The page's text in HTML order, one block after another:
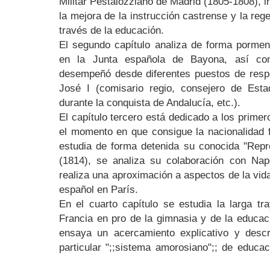
la mejora de la instrucción castrense y la
través de la educación.
El segundo capítulo analiza de forma
en la Junta española de Bayona, así
desempeñó desde diferentes puestos de
José I (comisario regio, consejero de
durante la conquista de Andalucía, etc.).
El capítulo tercero está dedicado a los
el momento en que consigue la
estudia de forma detenida su conocida
(1814), se analiza su colaboración con
realiza una aproximación a aspectos de la
español en París.
En el cuarto capítulo se estudia la larga
Francia en pro de la gimnasia y de la
ensaya un acercamiento explicativo y
particular ";;sistema amorosiano";; de